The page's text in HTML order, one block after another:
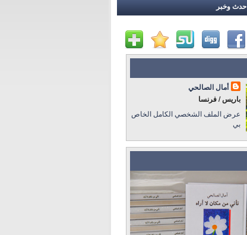
حدث وخبر
أمال الصالحي
باريس / فرنسا
عرض الملف الشخصي الكامل الخاص
بي